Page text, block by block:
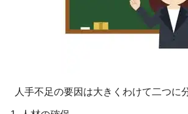
人手不足の要因は大きくわけて二つに